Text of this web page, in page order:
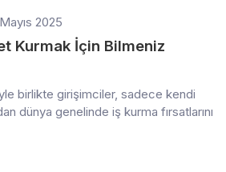
2025
Kurmak İçin Bilmeniz
birlikte girişimciler, sadece kendi
dünya genelinde iş kurma fırsatlarını